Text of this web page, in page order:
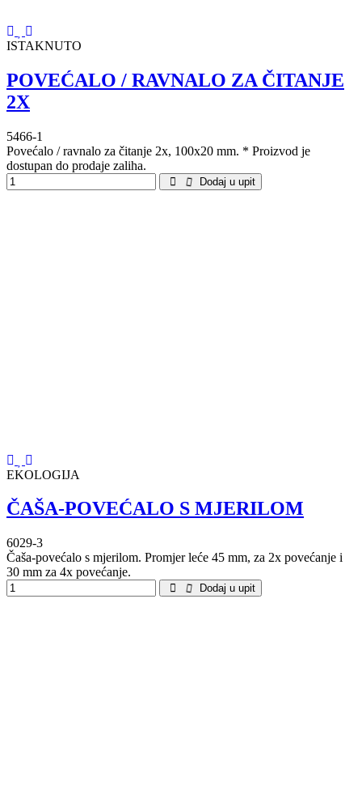
ISTAKNUTO
POVEĆALO / RAVNALO ZA ČITANJE
2X
5466-1
Povećalo / ravnalo za čitanje 2x, 100x20 mm. * Proizvod je
dostupan do prodaje zaliha.
Dodaj u upit
EKOLOGIJA
ČAŠA-POVEĆALO S MJERILOM
6029-3
Čaša-povećalo s mjerilom. Promjer leće 45 mm, za 2x povećanje i
30 mm za 4x povećanje.
Dodaj u upit